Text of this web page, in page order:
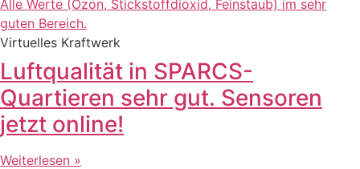
Virtuelles Kraftwerk
Luftqualität in SPARCS-
Quartieren sehr gut. Sensoren
jetzt online!
Weiterlesen »